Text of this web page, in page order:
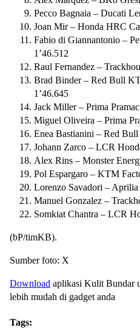
Pecco Bagnaia – Ducati
Joan Mir – Honda HRC
Fabio di Giannantonio –
1’46.512
Raul Fernandez –
Brad Binder – Red Bull
1’46.645
Jack Miller – Prima
Miguel Oliveira – Prima
Enea Bastianini – Red
Johann Zarco – LCR
Alex Rins – Monster
Pol Espargaro – KTM
Lorenzo Savadori –
Manuel Gonzalez –
Somkiat Chantra – LCR
(bP/timKB).
Sumber foto: X
Download aplikasi Kulit Bundar
lebih mudah di gadget anda
Tags: